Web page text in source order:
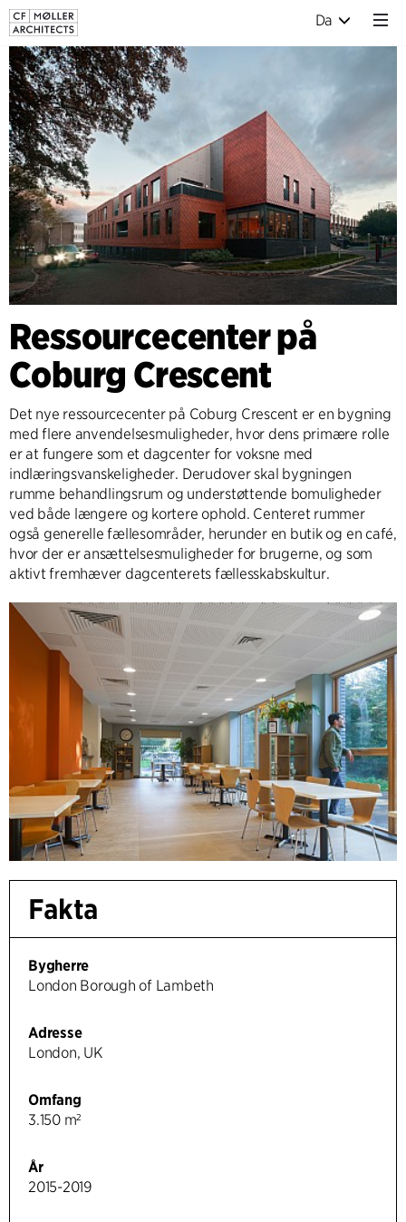
Da
Ressourcecenter på
Coburg Crescent
Det nye ressourcecenter på Coburg Crescent er en bygning
med flere anvendelsesmuligheder, hvor dens primære rolle
er at fungere som et dagcenter for voksne med
indlæringsvanskeligheder. Derudover skal bygningen
rumme behandlingsrum og understøttende bomuligheder
ved både længere og kortere ophold. Centeret rummer
også generelle fællesområder, herunder en butik og en café,
hvor der er ansættelsesmuligheder for brugerne, og som
aktivt fremhæver dagcenterets fællesskabskultur.
Fakta
Bygherre
London Borough of Lambeth
Adresse
London, UK
Omfang
3.150 m²
År
2015-2019